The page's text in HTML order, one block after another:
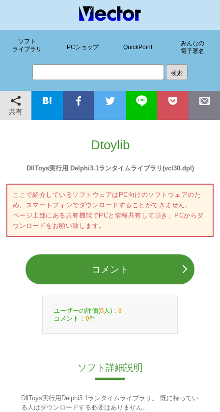
ソフト
ライブラリ
PCショップ QuickPoint
みんなの
電子署名
共有
Dtoylib
DllToys実行用 Delphi3.1ランタイムライブラリ(vcl30.dpl)
ここで紹介しているソフトウェアはPC向けのソフトウェアのた
め、スマートフォンでダウンロードすることができません。
ページ上部にある共有機能でPCと情報共有して頂き、PCからダ
ウンロードをお願い致します。
コメント
ユーザーの評価(0 人)： 0
コメント： 0件
ソフト詳細説明
DllToys実行用Delphi3.1ランタイムライブラリ。 既に持ってい
る人はダウンロードする必要はありません。